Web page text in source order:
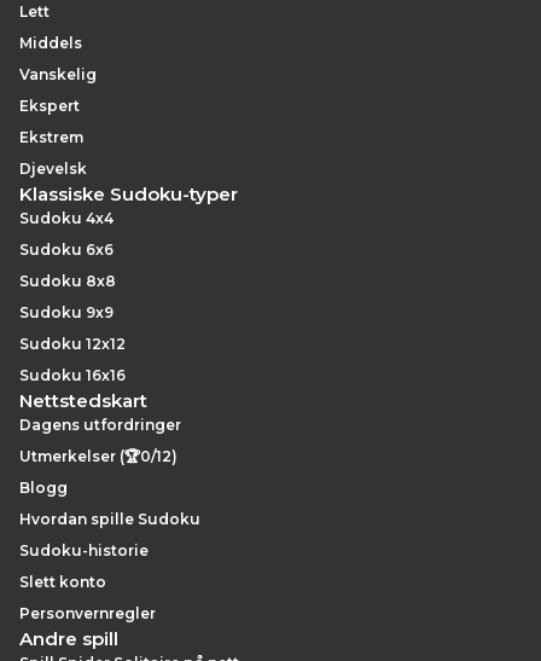
Lett
Middels
Vanskelig
Ekspert
Ekstrem
Djevelsk
Klassiske Sudoku-typer
Sudoku 4x4
Sudoku 6x6
Sudoku 8x8
Sudoku 9x9
Sudoku 12x12
Sudoku 16x16
Nettstedskart
Dagens utfordringer
Utmerkelser (🏆0/12)
Blogg
Hvordan spille Sudoku
Sudoku-historie
Slett konto
Personvernregler
Andre spill